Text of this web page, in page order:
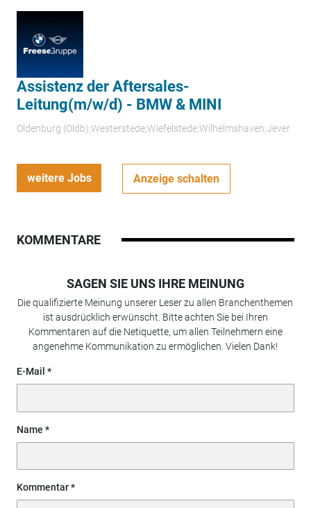
Assistenz der Aftersales-
Leitung(m/w/d) - BMW & MINI
Oldenburg (Oldb);Westerstede;Wiefelstede;Wilhelmshaven;Jever
weitere Jobs Anzeige schalten
KOMMENTARE
SAGEN SIE UNS IHRE MEINUNG
Die qualifizierte Meinung unserer Leser zu allen Branchenthemen
ist ausdrücklich erwünscht. Bitte achten Sie bei Ihren
Kommentaren auf die Netiquette, um allen Teilnehmern eine
angenehme Kommunikation zu ermöglichen. Vielen Dank!
E-Mail
Name
Kommentar